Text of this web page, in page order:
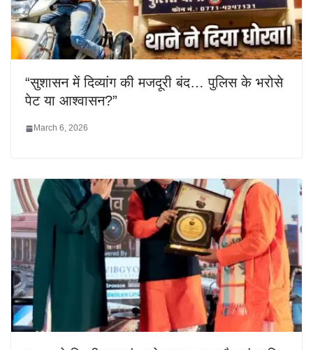
“सुशासन में दिव्यांग की मजदूरी बंद… पुलिस के भरोसे
पेट या आश्वासन?”
March 6, 2026